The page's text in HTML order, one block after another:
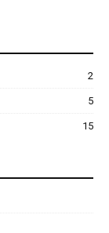
2
5
15